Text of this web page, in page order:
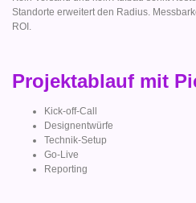
Standorte erweitert den Radius.
ROI.
Projektablauf mit
Kick-off-Call
Designentwürfe
Technik-Setup
Go-Live
Reporting